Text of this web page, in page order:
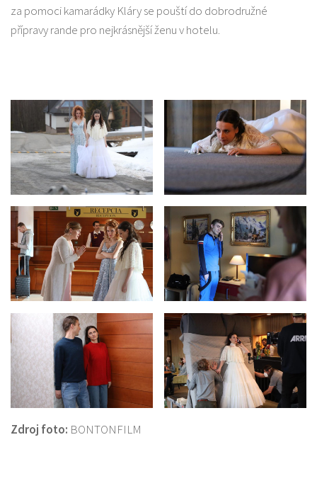
za pomoci kamarádky Kláry se pouští do dobrodružné
přípravy rande pro nejkrásnější ženu v hotelu.
Zdroj foto: BONTONFILM